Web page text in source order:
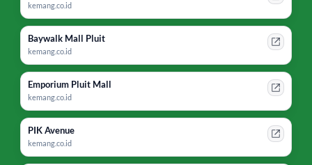
kemang.co.id
Baywalk Mall Pluit
kemang.co.id
Emporium Pluit Mall
kemang.co.id
PIK Avenue
kemang.co.id